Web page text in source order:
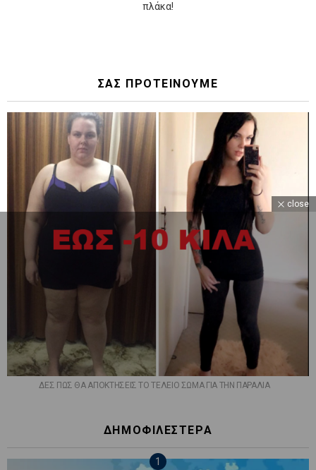
πλάκα!
ΣΑΣ ΠΡΟΤΕΙΝΟΥΜΕ
ΔΕΣ ΠΩΣ ΘΑ ΑΠΟΚΤΗΣΕΙΣ ΤΟ ΤΕΛΕΙΟ ΣΩΜΑ ΓΙΑ ΤΗΝ ΠΑΡΑΛΙΑ
ΔΗΜΟΦΙΛΕΣΤΕΡΑ
close